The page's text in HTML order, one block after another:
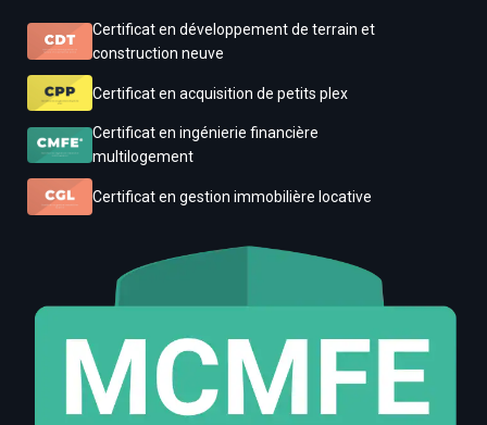
Certificat en développement de terrain et
construction neuve
Certificat en acquisition de petits plex
Certificat en ingénierie financière
multilogement
Certificat en gestion immobilière locative